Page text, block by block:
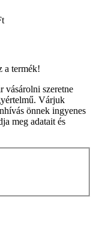
a termék!
vásárolni szeretne
Várjuk
önnek ingyenes
meg adatait és